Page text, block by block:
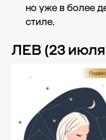
но уже в более
стиле.
ЛЕВ (23 июля